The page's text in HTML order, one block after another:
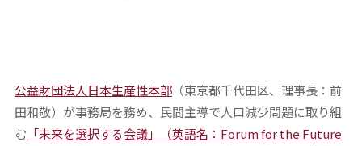
公益財団法人日本生産性本部（東京都千代田区、理事長：前
田和敬）が事務局を務め、民間主導で人口減少問題に取り組
む「未来を選択する会議」（英語名：Forum for the Future